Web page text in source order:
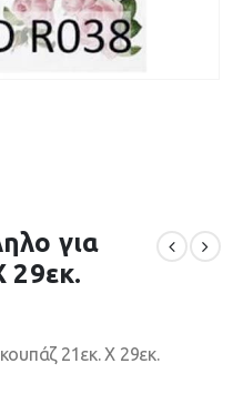
για
29εκ.
21εκ. Χ 29εκ.